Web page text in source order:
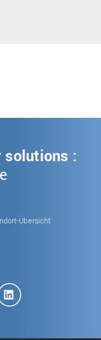
solutions :
Übersicht